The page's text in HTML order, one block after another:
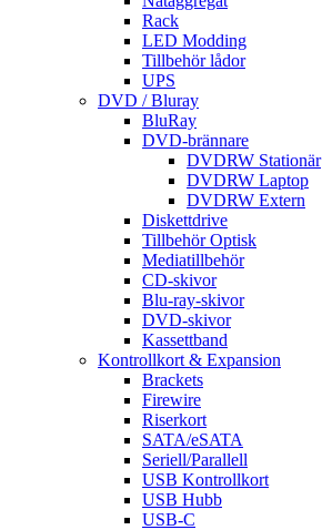
Rack
LED Modding
Tillbehör lådor
UPS
DVD / Bluray
BluRay
DVD-brännare
DVDRW Stationär
DVDRW Laptop
DVDRW Extern
Diskettdrive
Tillbehör Optisk
Mediatillbehör
CD-skivor
Blu-ray-skivor
DVD-skivor
Kassettband
Kontrollkort & Expansion
Brackets
Firewire
Riserkort
SATA/eSATA
Seriell/Parallell
USB Kontrollkort
USB Hubb
USB-C